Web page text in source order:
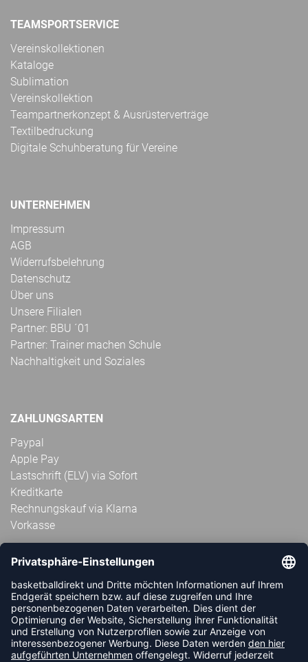
TEAMSPORTSERVICE
Vereinskollektionen
Kataloge
Sublimation
Vereinskollektion
Teampartnerkonzept & Ausrüsterverträge
Textilbedruckung
Digitale Schuhberatung für Vereine
UNTERNEHMEN
Impressum
AGB
Widerrufsbelehrung
Datenschutz
Über uns
Unsere Filialen
Partner: BBU ´01
Partner: Trainer machen Schule
Nachhaltigkeit und Soziales
ZAHLUNGSARTEN
Paypal
Apple Pay
Lastschrift (ELV) via Sofort
Kreditkarte
Rechnungskauf via Klarna
Vorkasse
ABONNIERE JETZT DEN KOSTENLOSEN
HANDBALLDIREKT-NEWSLETTER UND VERPASSE KEINE
NEUIGKEIT ODER AKTION MEHR.
JETZT ANMELDEN